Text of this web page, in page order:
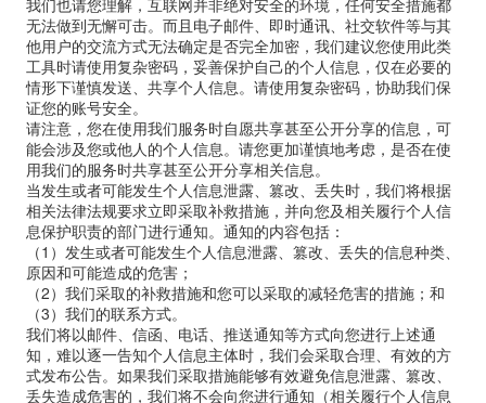
我们也请您理解，互联网并非绝对安全的环境，任何安全措施都
无法做到无懈可击。而且电子邮件、即时通讯、社交软件等与其
他用户的交流方式无法确定是否完全加密，我们建议您使用此类
工具时请使用复杂密码，妥善保护自己的个人信息，仅在必要的
情形下谨慎发送、共享个人信息。请使用复杂密码，协助我们保
证您的账号安全。
请注意，您在使用我们服务时自愿共享甚至公开分享的信息，可
能会涉及您或他人的个人信息。请您更加谨慎地考虑，是否在使
用我们的服务时共享甚至公开分享相关信息。
当发生或者可能发生个人信息泄露、篡改、丢失时，我们将根据
相关法律法规要求立即采取补救措施，并向您及相关履行个人信
息保护职责的部门进行通知。通知的内容包括：
（1）发生或者可能发生个人信息泄露、篡改、丢失的信息种类、
原因和可能造成的危害；
（2）我们采取的补救措施和您可以采取的减轻危害的措施；和
（3）我们的联系方式。
我们将以邮件、信函、电话、推送通知等方式向您进行上述通
知，难以逐一告知个人信息主体时，我们会采取合理、有效的方
式发布公告。如果我们采取措施能够有效避免信息泄露、篡改、
丢失造成危害的，我们将不会向您进行通知（相关履行个人信息